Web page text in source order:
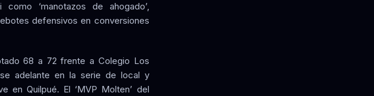
‘manotazos de ahogado’,
defensivos en conversiones
68 a 72 frente a Colegio Los
adelante en la serie de local y
en Quilpué. El ‘MVP Molten’ del